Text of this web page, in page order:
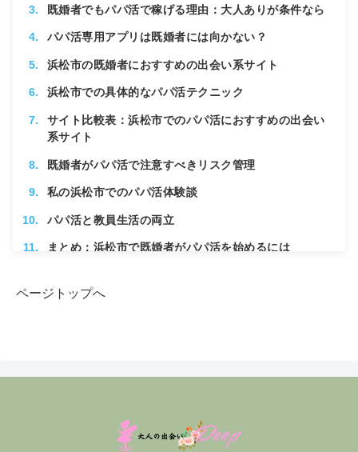
既婚者でもパパ活で稼げる理由：大人ありが条件なら
パパ活専用アプリは既婚者には向かない？
浜松市の既婚者におすすめの出会い系サイト
浜松市での具体的なパパ活テクニック
サイト比較表：浜松市でのパパ活におすすめの出会い
系サイト
既婚者がパパ活で注意すべきリスク管理
私の浜松市でのパパ活体験談
パパ活と教員生活の両立
まとめ：浜松市で既婚者がパパ活を始めるには
ページトップへ